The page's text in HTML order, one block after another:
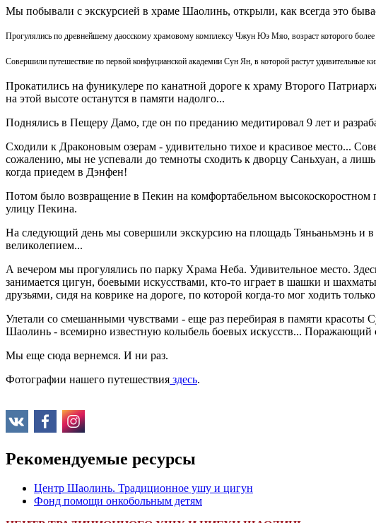
Мы побывали с экскурсией в храме Шаолинь, открыли, как всегда это
Прогулялись по древнейшему даосскому храмовому комплексу Чжун Юэ Мяо, возраст которого более
Совершили путешествие по первой конфуцианской академии Сун Ян, в которой растут удивительные
Прокатились на фуникулере по канатной дороге к храму Второго
на этой высоте останутся в памяти надолго...
Поднялись в Пещеру Дамо, где он по преданию медитировал 9 лет и
Сходили к Драконовым озерам - удивительно тихое и красивое место...
сожалению, мы не успевали до темноты сходить к дворцу Саньхуан, а
когда приедем в Дэнфен!
Потом было возвращение в Пекин на комфортабельном
улицу Пекина.
На следующий день мы совершили экскурсию на площадь Тяньаньмэнь
великолепием...
А вечером мы прогулялись по парку Храма Неба. Удивительное место.
занимается цигун, боевыми искусствами, кто-то играет в шашки и
друзьями, сидя на коврике на дороге, по которой когда-то мог ходить
Улетали со смешанными чувствами - еще раз перебирая в памяти
Шаолинь - всемирно известную колыбель боевых искусств...
Мы еще сюда вернемся. И ни раз.
Фотографии нашего путешествия здесь.
Рекомендуемые ресурсы
Центр Шаолинь. Традиционное ушу и цигун
Фонд помощи онкобольным детям